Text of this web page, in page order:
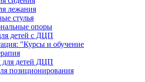
лежания
стулья
опоры
детей с ДЦП
"Курсы и обучение
детей ДЦП
позиционирования